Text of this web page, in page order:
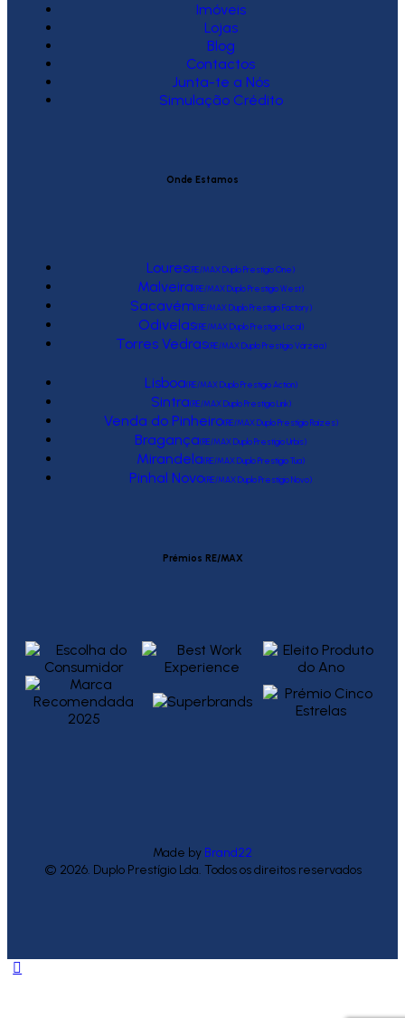
Imóveis
Lojas
Blog
Contactos
Junta-te a Nós
Simulação Crédito
Onde Estamos
Loures(RE/MAX Duplo Prestígio One)
Malveira(RE/MAX Duplo Prestígio West)
Sacavém(RE/MAX Duplo Prestígio Factory)
Odivelas(RE/MAX Duplo Prestígio Local)
Torres Vedras(RE/MAX Duplo Prestígio Várzea)
Lisboa(RE/MAX Duplo Prestígio Action)
Sintra(RE/MAX Duplo Prestígio Link)
Venda do Pinheiro(RE/MAX Duplo Prestígio Raízes)
Bragança(RE/MAX Duplo Prestígio Urbis)
Mirandela(RE/MAX Duplo Prestígio Tua)
Pinhal Novo(RE/MAX Duplo Prestígio Novo)
Prémios RE/MAX
Made by Brand22
© 2026. Duplo Prestígio Lda. Todos os direitos reservados